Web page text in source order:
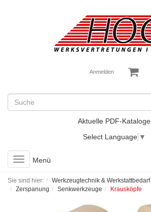
Anmelden
Aktuelle PDF-Kataloge
Select Language ▼
Toggle
navigation
Menü
Sie sind hier: Werkzeugtechnik & Werkstattbedarf
Zerspanung
Senkwerkzeuge Krausköpfe